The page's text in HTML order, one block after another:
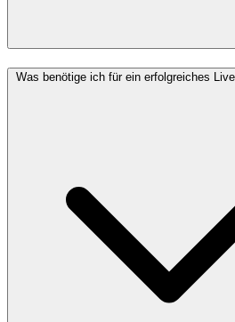
Was benötige ich für ein erfolgreiches